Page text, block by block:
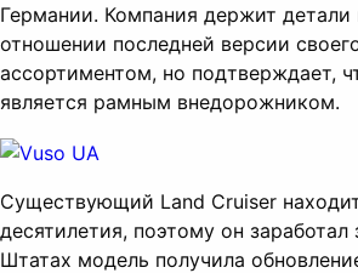
Германии. Компания держит
отношении последней версии
ассортиментом, но подтверждает,
является рамным внедорожником.
Существующий Land Cruiser
десятилетия, поэтому он
Штатах модель получила